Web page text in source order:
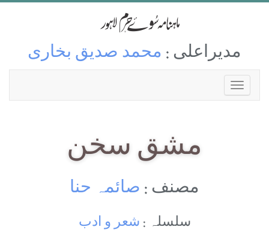
مدیراعلی : محمد صدیق بخاری
مشق سخن
مصنف : صائمہ حنا
سلسلہ : شعر و ادب